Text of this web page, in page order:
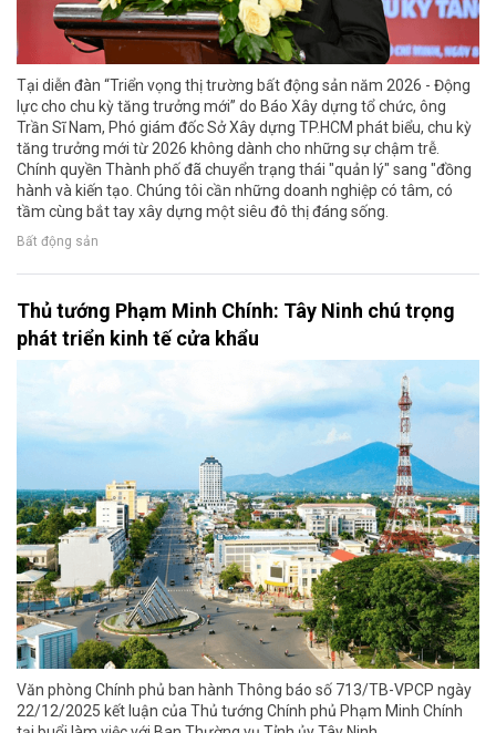
Tại diễn đàn “Triển vọng thị trường bất động sản năm 2026 - Động
lực cho chu kỳ tăng trưởng mới” do Báo Xây dựng tổ chức, ông
Trần Sĩ Nam, Phó giám đốc Sở Xây dựng TP.HCM phát biểu, chu kỳ
tăng trưởng mới từ 2026 không dành cho những sự chậm trễ.
Chính quyền Thành phố đã chuyển trạng thái "quản lý" sang "đồng
hành và kiến tạo. Chúng tôi cần những doanh nghiệp có tâm, có
tầm cùng bắt tay xây dựng một siêu đô thị đáng sống.
Bất động sản
Thủ tướng Phạm Minh Chính: Tây Ninh chú trọng
phát triển kinh tế cửa khẩu
Văn phòng Chính phủ ban hành Thông báo số 713/TB-VPCP ngày
22/12/2025 kết luận của Thủ tướng Chính phủ Phạm Minh Chính